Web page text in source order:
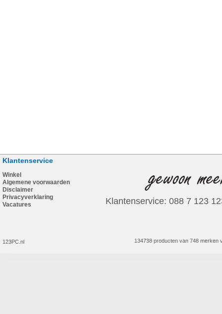
Klantenservice
Winkel
Algemene voorwaarden
Disclaimer
Privacyverklaring
Vacatures
123PC.nl
Klantenservice: 088 7 123
134738 producten van 748 merken